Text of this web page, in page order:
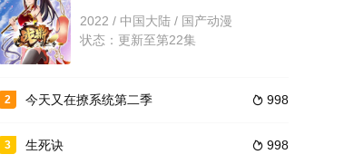
2022 / 中国大陆 / 国产动漫
状态：更新至第22集
2  998
今天又在撩系统第二季
3  998
生死诀